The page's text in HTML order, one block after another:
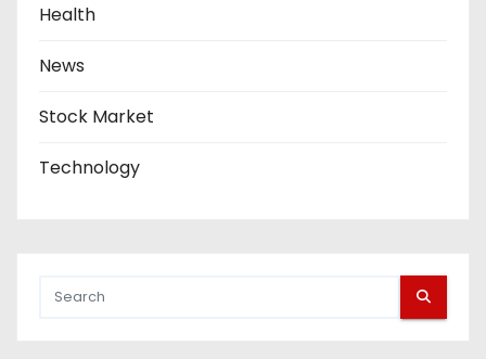
Health
News
Stock Market
Technology